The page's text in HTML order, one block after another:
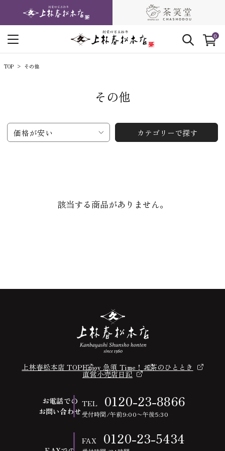
0
TOP その他
その他
価格が安い カテゴリーで探す
該当する商品がありません。
上林春松本店 TOPEnjoy 急須 Time！ お茶のひととき
直営小売店日記
お電話での
お問い合わせ
TEL 0120-23-8866
受付時間/午前9:00〜午後5:30
FAX 0120-23-5434